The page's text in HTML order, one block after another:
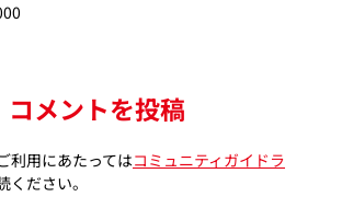
コメントを投稿
利用にあたってはコミュニティガイドラ
ください。